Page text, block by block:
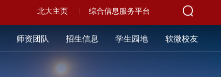
北大主页 综合信息服务平台
师资团队 招生信息 学生园地 软微校友